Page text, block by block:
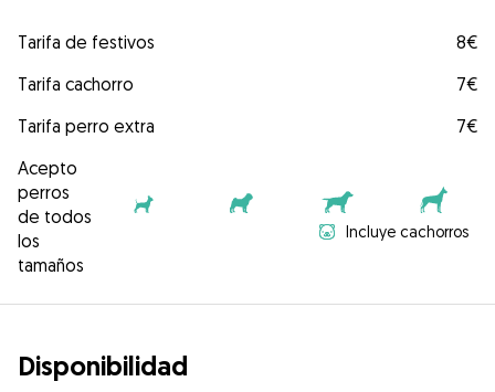
Tarifa de festivos
8€
Tarifa cachorro
7€
Tarifa perro extra
7€
Acepto
perros
de todos
los
tamaños
Incluye cachorros
Disponibilidad